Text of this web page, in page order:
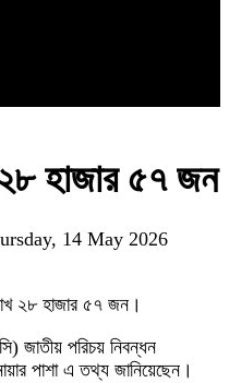
হাজার ৫৭ জন
14 May 2026
২৮ হাজার ৫৭ জন।
জাতীয় পরিচয় নিবন্ধন
পাশা এ তথ্য জানিয়েছেন।